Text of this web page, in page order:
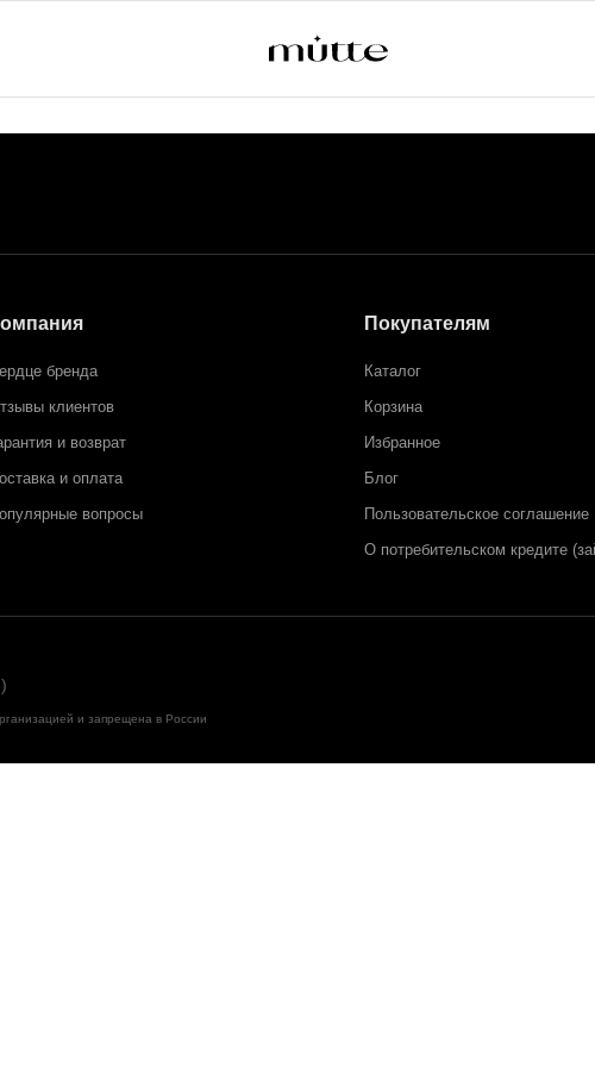
бренда
клиентов
и возврат
и оплата
вопросы
Покупателям
Каталог
Корзина
Избранное
Блог
Пользовательское соглашение
О потребительском кредите
и запрещена в России